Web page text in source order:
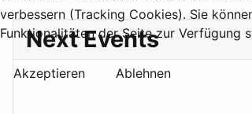
Next Events
verbessern (Tracking Cookies). Sie
Funktionalitäten der Seite zur Verfügung
Akzeptieren
Ablehnen